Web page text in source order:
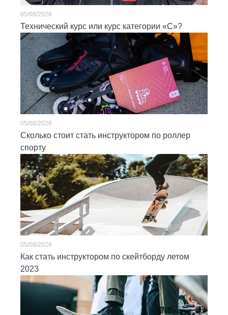
Технический курс или курс категории «С»?
05/08/2026
Сколько стоит стать инструктором по роллер
спорту
05/08/2026
Как стать инструктором по скейтборду летом
2023
05/08/2026